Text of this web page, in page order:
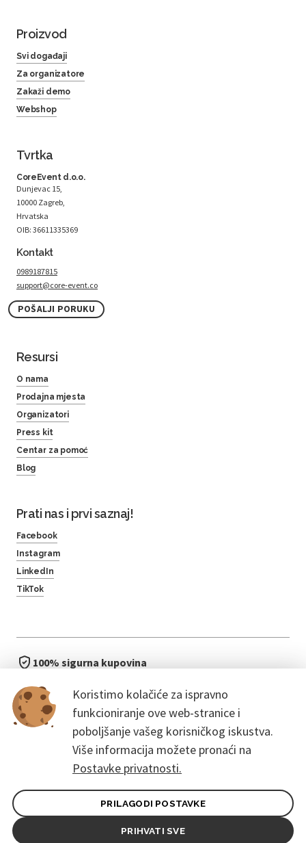
Koristimo kolačiće za ispravno
funkcioniranje ove web-stranice i
poboljšanje vašeg korisničkog iskustva.
Više informacija možete pronaći na
Postavke privatnosti.
PRILAGODI POSTAVKE
PRIHVATI SVE
Proizvod
Svi događaji
Za organizatore
Zakaži demo
Webshop
Tvrtka
CoreEvent d.o.o.
Dunjevac 15,
10000 Zagreb,
Hrvatska
OIB: 36611335369
Kontakt
0989187815
support@core-event.co
POŠALJI PORUKU
Resursi
O nama
Prodajna mjesta
Organizatori
Press kit
Centar za pomoć
Blog
Prati nas i prvi saznaj!
Facebook
Instagram
LinkedIn
TikTok
100% sigurna kupovina
bez čekanja u redu
Opći uvjeti ugovora za kupce
Pravila zaštite osobnih podataka
© 2026. CoreEvent